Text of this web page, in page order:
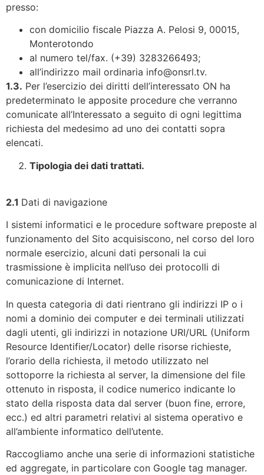
presso:
con domicilio fiscale Piazza A. Pelosi 9, 00015,
Monterotondo
al numero tel/fax. (+39) 3283266493;
all’indirizzo mail ordinaria info@onsrl.tv.
1.3. Per l’esercizio dei diritti dell’interessato ON ha
predeterminato le apposite procedure che verranno
comunicate all’Interessato a seguito di ogni legittima
richiesta del medesimo ad uno dei contatti sopra
elencati.
Tipologia dei dati trattati.
2.1 Dati di navigazione
I sistemi informatici e le procedure software preposte al
funzionamento del Sito acquisiscono, nel corso del loro
normale esercizio, alcuni dati personali la cui
trasmissione è implicita nell’uso dei protocolli di
comunicazione di Internet.
In questa categoria di dati rientrano gli indirizzi IP o i
nomi a dominio dei computer e dei terminali utilizzati
dagli utenti, gli indirizzi in notazione URI/URL (Uniform
Resource Identifier/Locator) delle risorse richieste,
l’orario della richiesta, il metodo utilizzato nel
sottoporre la richiesta al server, la dimensione del file
ottenuto in risposta, il codice numerico indicante lo
stato della risposta data dal server (buon fine, errore,
ecc.) ed altri parametri relativi al sistema operativo e
all’ambiente informatico dell’utente.
Raccogliamo anche una serie di informazioni statistiche
ed aggregate, in particolare con Google tag manager.